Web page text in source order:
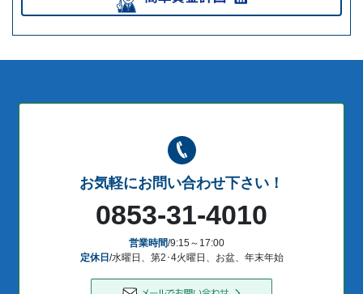
お気軽にお問い合わせ下さい！
0853-31-4010
営業時間/9:15～17:00
定休日 /水曜日、第2･4火曜日、お盆、年末年始